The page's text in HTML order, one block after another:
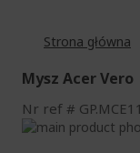
Strona główna
Mysz Acer
Nr ref
Przejdź